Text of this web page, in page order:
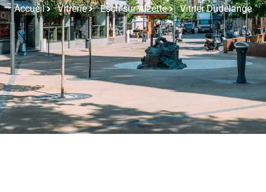
Accueil Vitrerie Esch-sur-Alzette Vitrier Dudelange